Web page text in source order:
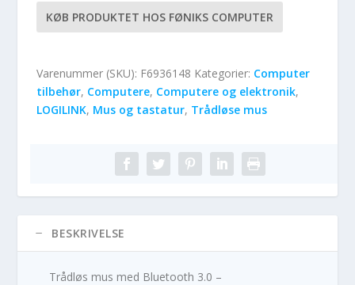
KØB PRODUKTET HOS FØNIKS COMPUTER
Varenummer (SKU): F6936148 Kategorier: Computer
tilbehør, Computere, Computere og elektronik,
LOGILINK, Mus og tastatur, Trådløse mus
BESKRIVELSE
Trådløs mus med Bluetooth 3.0 –